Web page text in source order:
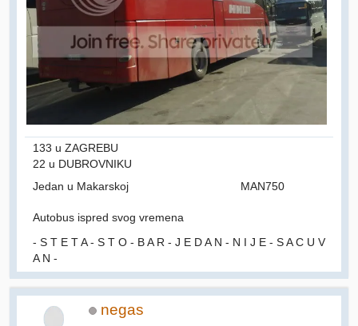
133 u ZAGREBU
22 u DUBROVNIKU
Jedan u Makarskoj
MAN750
Autobus ispred svog vremena
- S T E T A - S T O - B A R - J E D A N - N I J E - S A C U V
A N -
negas